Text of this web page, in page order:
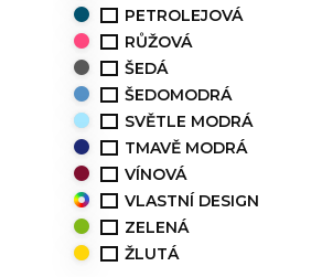
PETROLEJOVÁ
RŮŽOVÁ
ŠEDÁ
ŠEDOMODRÁ
SVĚTLE MODRÁ
TMAVĚ MODRÁ
VÍNOVÁ
VLASTNÍ DESIGN
ZELENÁ
ŽLUTÁ